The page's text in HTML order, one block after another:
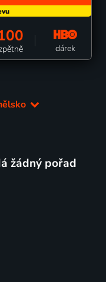
dárek
žádný pořad